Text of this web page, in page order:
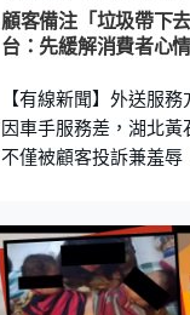
顧客備注「垃圾帶
台：先緩解消費者心情
【有線新聞】外送服
因車手服務差，湖北黃
不僅被顧客投訴兼羞辱
情。 事後回覆非服務
涉事的「餓了麼」車
單，備註中要求車手將